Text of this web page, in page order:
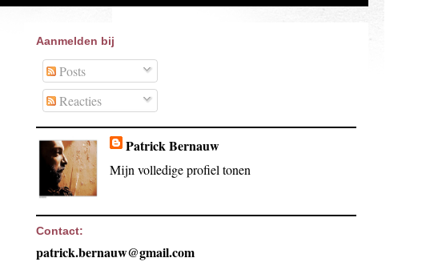
Aanmelden bij
Posts
Reacties
Patrick Bernauw
Mijn volledige profiel tonen
Contact:
patrick.bernauw@gmail.com